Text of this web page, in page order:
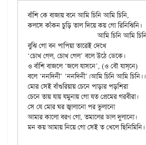
বাঁশি কে বাজায় বনে আমি চিনি আমি চিনি,
কলসে কাঁকন চুড়ি তাল দিয়ে কয় গো রিনিঝিনি।
			আমি চিনি আমি চিনি।।
বুঝি গো বন পাপিয়া তারেই দেখে
‘চোখ গেল, চোখ গেল’ বলে উঠে ডেকে।
ও বাঁশি বাজলে ‘জলে যাসনে’, (ও বৌ যাস্‌নে)
বলে ‘ননদিনী’ ‘ননদিনী’।আমি চিনি আমি চিনি।।
মোর সেই বাঁশুরিয়ায় চেনে পাড়ার পড়শিরা
চেনে তায় যায় যমুনায় গো যত প্রেমের গরবীরা।
সে যে মোর ঘর জ্বালানো পর ভুলানো
আমার কালো বরণ গো, তমালের ডাল দুলানো।